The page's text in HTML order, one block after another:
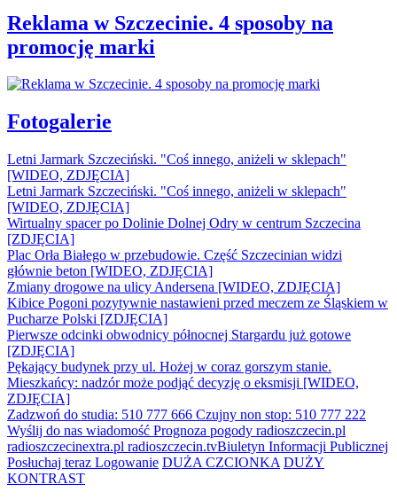
Reklama w Szczecinie. 4 sposoby na
promocję marki
Fotogalerie
Letni Jarmark Szczeciński. "Coś innego, aniżeli w sklepach"
[WIDEO, ZDJĘCIA]
Letni Jarmark Szczeciński. "Coś innego, aniżeli w sklepach"
[WIDEO, ZDJĘCIA]
Wirtualny spacer po Dolinie Dolnej Odry w centrum Szczecina
[ZDJĘCIA]
Plac Orła Białego w przebudowie. Część Szczecinian widzi
głównie beton [WIDEO, ZDJĘCIA]
Zmiany drogowe na ulicy Andersena [WIDEO, ZDJĘCIA]
Kibice Pogoni pozytywnie nastawieni przed meczem ze Śląskiem w
Pucharze Polski [ZDJĘCIA]
Pierwsze odcinki obwodnicy północnej Stargardu już gotowe
[ZDJĘCIA]
Pękający budynek przy ul. Hożej w coraz gorszym stanie.
Mieszkańcy: nadzór może podjąć decyzję o eksmisji [WIDEO,
ZDJĘCIA]
Zadzwoń do studia: 510 777 666 Czujny non stop: 510 777 222
Wyślij do nas wiadomość Prognoza pogody radioszczecin.pl
radioszczecinextra.pl radioszczecin.tvBiuletyn Informacji Publicznej
Posłuchaj teraz Logowanie DUŻA CZCIONKA DUŻY
KONTRAST